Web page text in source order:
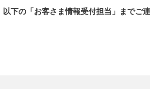
下の「お客さま情報受付担当」までご連